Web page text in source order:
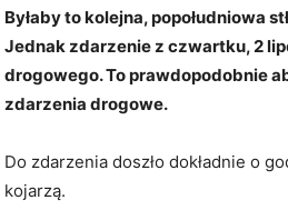
Byłaby to kolejna, popołudniowa
Jednak zdarzenie z czwartku, 2
drogowego. To prawdopodobnie
zdarzenia drogowe.
Do zdarzenia doszło dokładnie o
kojarzą.